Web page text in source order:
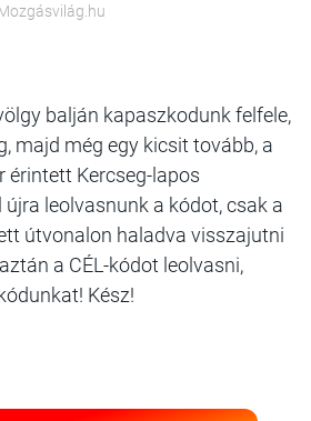
balján kapaszkodunk felfele,
majd még egy kicsit tovább, a
érintett Kercseg-lapos
leolvasnunk a kódot, csak a
útvonalon haladva visszajutni
a CÉL-kódot leolvasni,
Kész!